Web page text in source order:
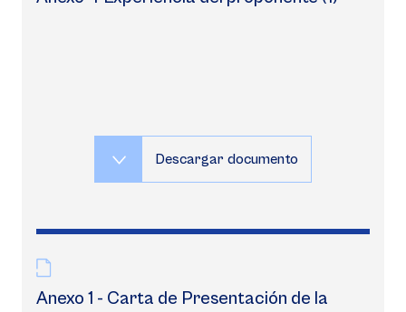
Descargar documento
Anexo 1 - Carta de Presentación de la